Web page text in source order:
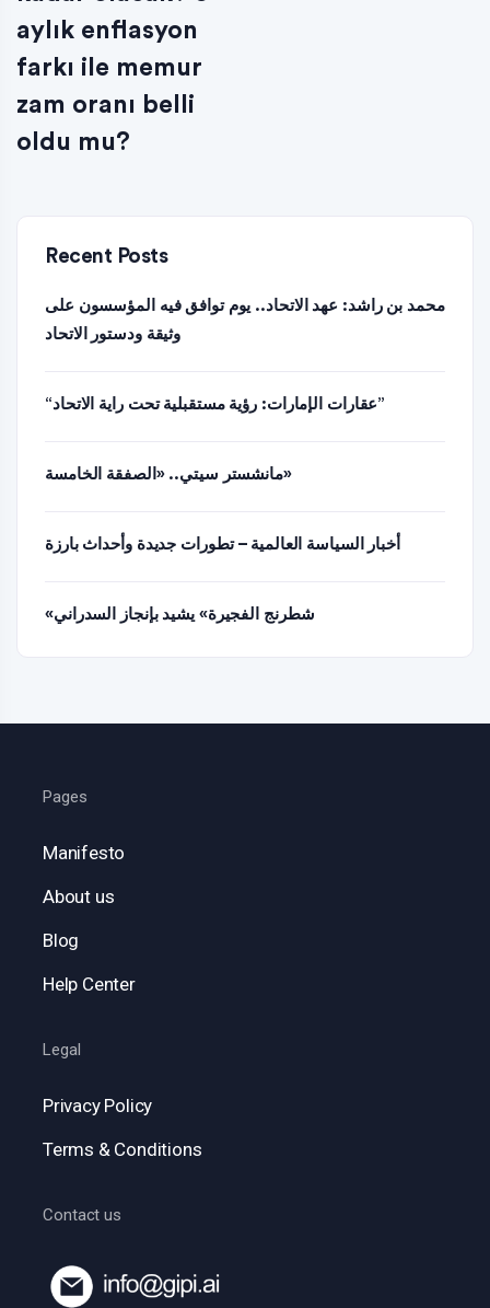
aylık enflasyon
farkı ile memur
zam oranı belli
oldu mu?
Recent Posts
محمد بن راشد: عهد الاتحاد.. يوم توافق فيه المؤسسون على
وثيقة ودستور الاتحاد
“عقارات الإمارات: رؤية مستقبلية تحت راية الاتحاد”
مانشستر سيتي.. «الصفقة الخامسة»
أخبار السياسة العالمية – تطورات جديدة وأحداث بارزة
«شطرنج الفجيرة» يشيد بإنجاز السدراني
Pages
Manifesto
About us
Blog
Help Center
Legal
Privacy Policy
Terms & Conditions
Contact us